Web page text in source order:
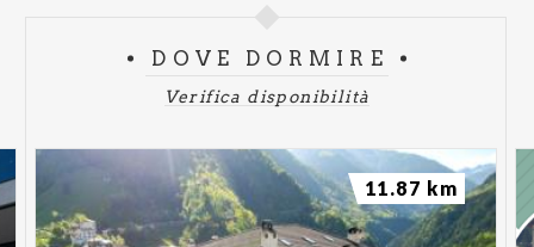
DOVE DORMIRE
Verifica disponibilità
11.87 km